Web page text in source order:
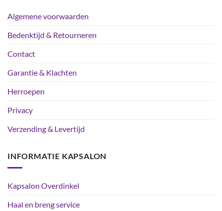
Algemene voorwaarden
Bedenktijd & Retourneren
Contact
Garantie & Klachten
Herroepen
Privacy
Verzending & Levertijd
INFORMATIE KAPSALON
Kapsalon Overdinkel
Haal en breng service